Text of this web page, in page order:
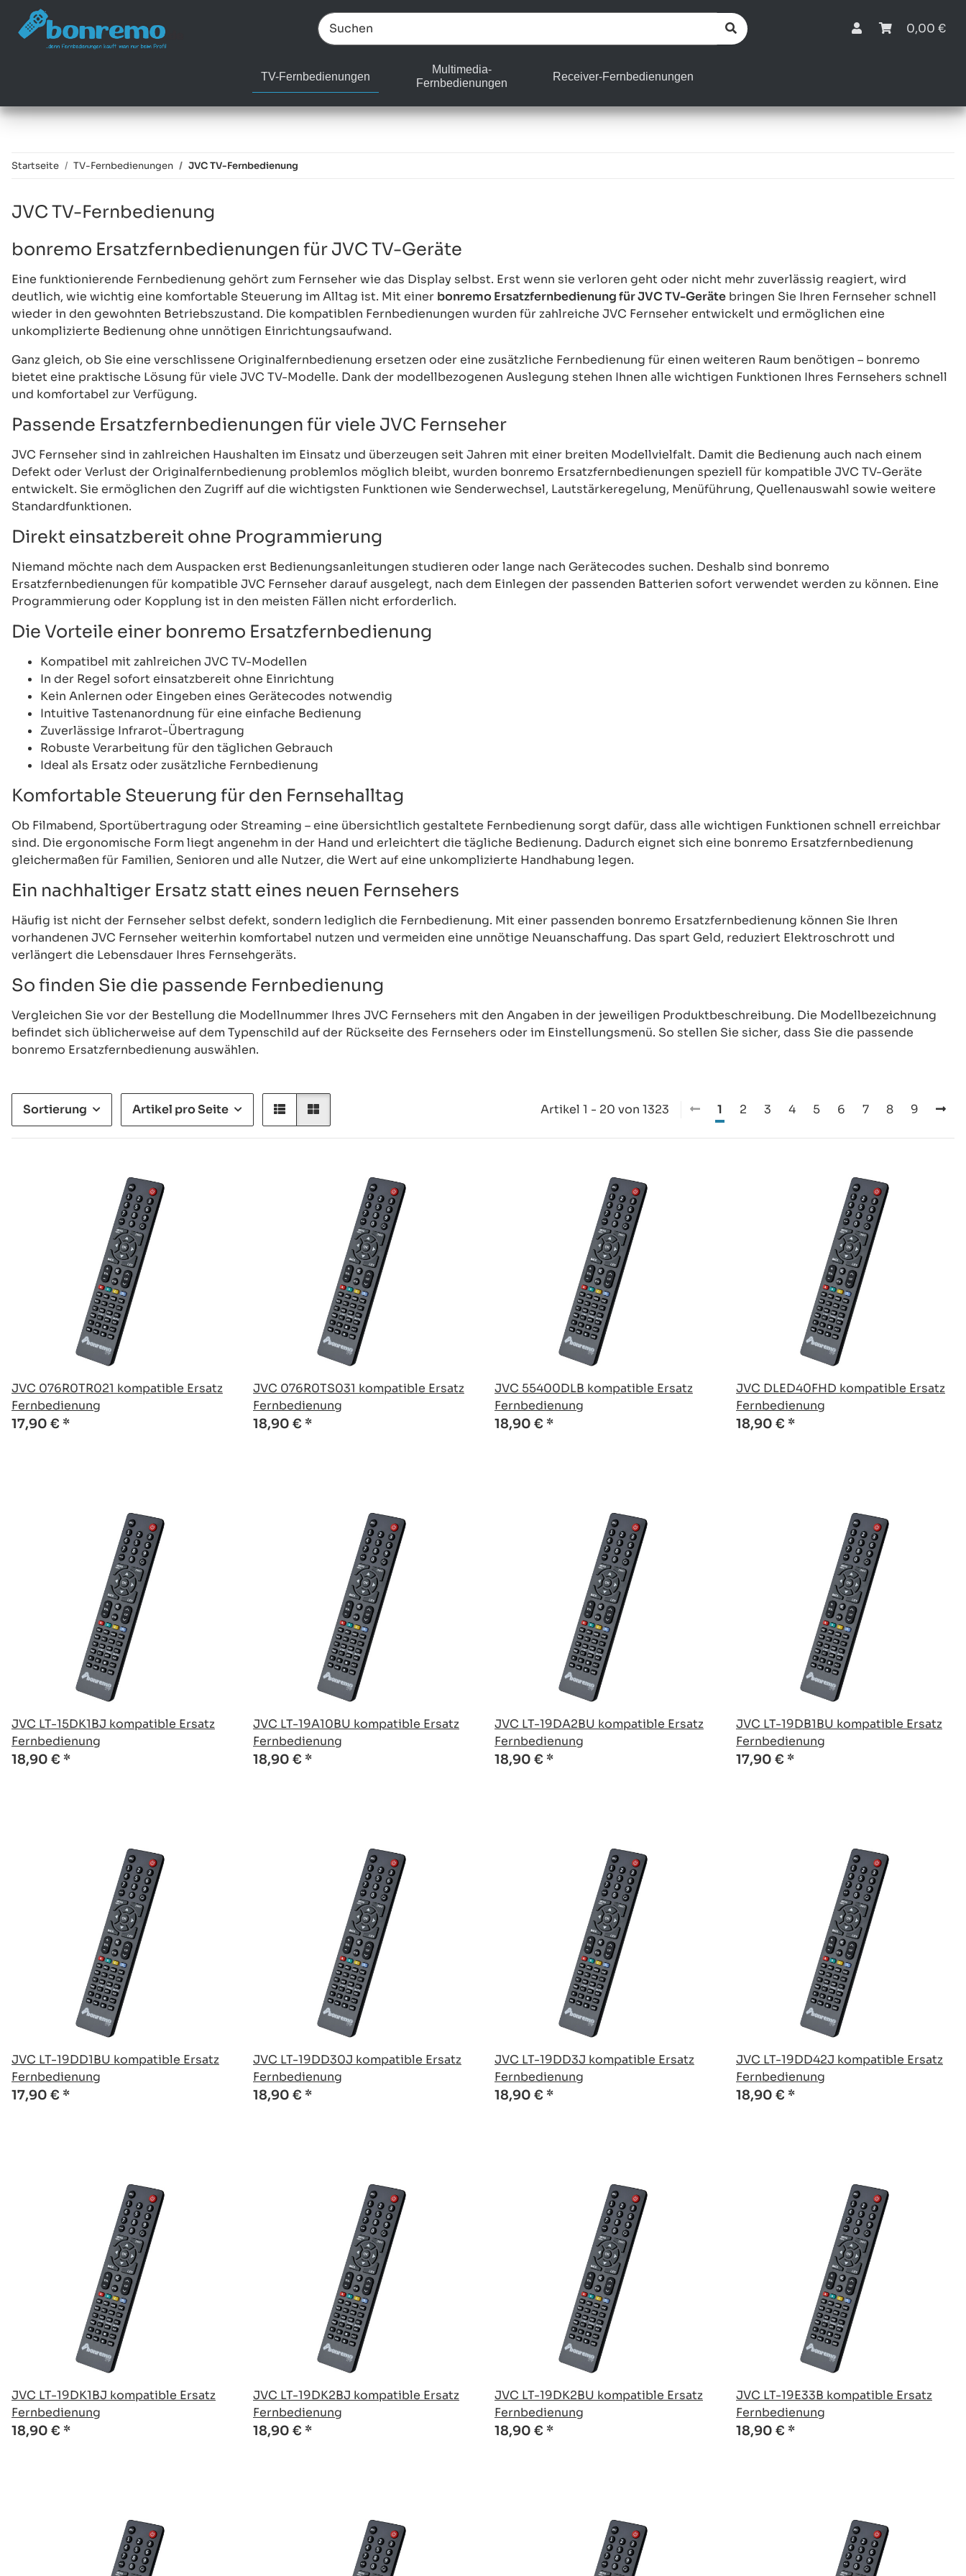
0,00 €
TV-Fernbedienungen
Multimedia-
Fernbedienungen
Receiver-Fernbedienungen
Startseite TV-Fernbedienungen JVC TV-Fernbedienung
JVC TV-Fernbedienung
bonremo Ersatzfernbedienungen für JVC TV-Geräte
Eine funktionierende Fernbedienung gehört zum Fernseher wie das Display selbst. Erst wenn sie verloren geht oder nicht mehr zuverlässig reagiert, wird
deutlich, wie wichtig eine komfortable Steuerung im Alltag ist. Mit einer bonremo Ersatzfernbedienung für JVC TV-Geräte bringen Sie Ihren Fernseher schnell
wieder in den gewohnten Betriebszustand. Die kompatiblen Fernbedienungen wurden für zahlreiche JVC Fernseher entwickelt und ermöglichen eine
unkomplizierte Bedienung ohne unnötigen Einrichtungsaufwand.
Ganz gleich, ob Sie eine verschlissene Originalfernbedienung ersetzen oder eine zusätzliche Fernbedienung für einen weiteren Raum benötigen – bonremo
bietet eine praktische Lösung für viele JVC TV-Modelle. Dank der modellbezogenen Auslegung stehen Ihnen alle wichtigen Funktionen Ihres Fernsehers schnell
und komfortabel zur Verfügung.
Passende Ersatzfernbedienungen für viele JVC Fernseher
JVC Fernseher sind in zahlreichen Haushalten im Einsatz und überzeugen seit Jahren mit einer breiten Modellvielfalt. Damit die Bedienung auch nach einem
Defekt oder Verlust der Originalfernbedienung problemlos möglich bleibt, wurden bonremo Ersatzfernbedienungen speziell für kompatible JVC TV-Geräte
entwickelt. Sie ermöglichen den Zugriff auf die wichtigsten Funktionen wie Senderwechsel, Lautstärkeregelung, Menüführung, Quellenauswahl sowie weitere
Standardfunktionen.
Direkt einsatzbereit ohne Programmierung
Niemand möchte nach dem Auspacken erst Bedienungsanleitungen studieren oder lange nach Gerätecodes suchen. Deshalb sind bonremo
Ersatzfernbedienungen für kompatible JVC Fernseher darauf ausgelegt, nach dem Einlegen der passenden Batterien sofort verwendet werden zu können. Eine
Programmierung oder Kopplung ist in den meisten Fällen nicht erforderlich.
Die Vorteile einer bonremo Ersatzfernbedienung
Kompatibel mit zahlreichen JVC TV-Modellen
In der Regel sofort einsatzbereit ohne Einrichtung
Kein Anlernen oder Eingeben eines Gerätecodes notwendig
Intuitive Tastenanordnung für eine einfache Bedienung
Zuverlässige Infrarot-Übertragung
Robuste Verarbeitung für den täglichen Gebrauch
Ideal als Ersatz oder zusätzliche Fernbedienung
Komfortable Steuerung für den Fernsehalltag
Ob Filmabend, Sportübertragung oder Streaming – eine übersichtlich gestaltete Fernbedienung sorgt dafür, dass alle wichtigen Funktionen schnell erreichbar
sind. Die ergonomische Form liegt angenehm in der Hand und erleichtert die tägliche Bedienung. Dadurch eignet sich eine bonremo Ersatzfernbedienung
gleichermaßen für Familien, Senioren und alle Nutzer, die Wert auf eine unkomplizierte Handhabung legen.
Ein nachhaltiger Ersatz statt eines neuen Fernsehers
Häufig ist nicht der Fernseher selbst defekt, sondern lediglich die Fernbedienung. Mit einer passenden bonremo Ersatzfernbedienung können Sie Ihren
vorhandenen JVC Fernseher weiterhin komfortabel nutzen und vermeiden eine unnötige Neuanschaffung. Das spart Geld, reduziert Elektroschrott und
verlängert die Lebensdauer Ihres Fernsehgeräts.
So finden Sie die passende Fernbedienung
Vergleichen Sie vor der Bestellung die Modellnummer Ihres JVC Fernsehers mit den Angaben in der jeweiligen Produktbeschreibung. Die Modellbezeichnung
befindet sich üblicherweise auf dem Typenschild auf der Rückseite des Fernsehers oder im Einstellungsmenü. So stellen Sie sicher, dass Sie die passende
bonremo Ersatzfernbedienung auswählen.
Sortierung Artikel pro Seite Artikel 1 - 20 von 1323 1 2 3 4 5 6 7 8 9
JVC 076R0TR021 kompatible Ersatz
Fernbedienung
17,90 € *
JVC 076R0TS031 kompatible Ersatz
Fernbedienung
18,90 € *
JVC 55400DLB kompatible Ersatz
Fernbedienung
18,90 € *
JVC DLED40FHD kompatible Ersatz
Fernbedienung
18,90 € *
JVC LT-15DK1BJ kompatible Ersatz
Fernbedienung
18,90 € *
JVC LT-19A10BU kompatible Ersatz
Fernbedienung
18,90 € *
JVC LT-19DA2BU kompatible Ersatz
Fernbedienung
18,90 € *
JVC LT-19DB1BU kompatible Ersatz
Fernbedienung
17,90 € *
JVC LT-19DD1BU kompatible Ersatz
Fernbedienung
17,90 € *
JVC LT-19DD30J kompatible Ersatz
Fernbedienung
18,90 € *
JVC LT-19DD3J kompatible Ersatz
Fernbedienung
18,90 € *
JVC LT-19DD42J kompatible Ersatz
Fernbedienung
18,90 € *
JVC LT-19DK1BJ kompatible Ersatz
Fernbedienung
18,90 € *
JVC LT-19DK2BJ kompatible Ersatz
Fernbedienung
18,90 € *
JVC LT-19DK2BU kompatible Ersatz
Fernbedienung
18,90 € *
JVC LT-19E33B kompatible Ersatz
Fernbedienung
18,90 € *